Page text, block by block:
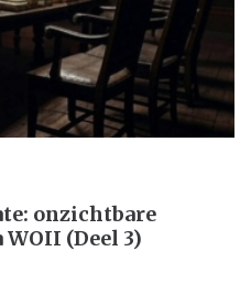
onzichtbare
(Deel 3)